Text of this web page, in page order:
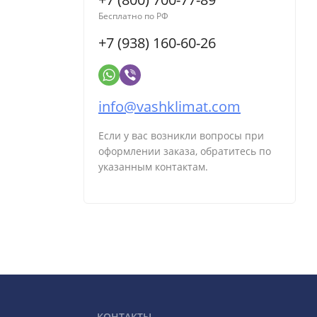
Бесплатно по РФ
+7 (938) 160-60-26
info@vashklimat.com
Если у вас возникли вопросы при
оформлении заказа, обратитесь по
указанным контактам.